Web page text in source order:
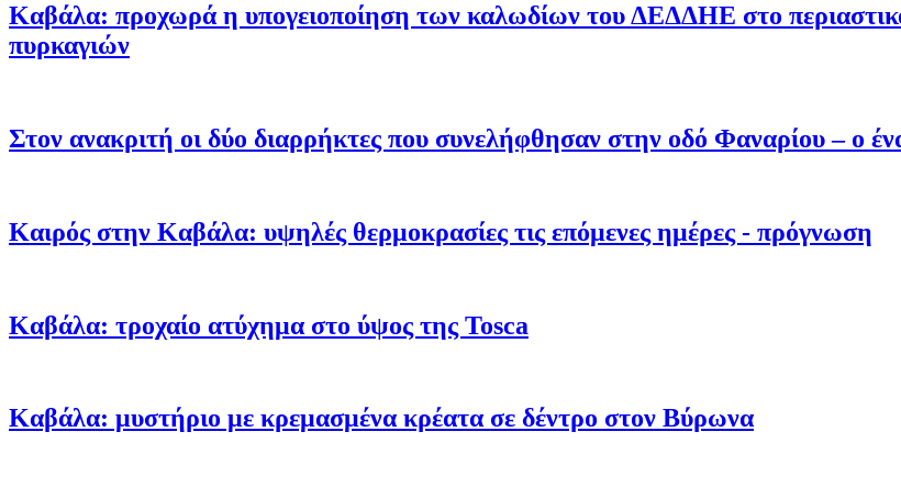
Καβάλα: προχωρά η υπογειοποίηση των καλωδίων του ΔΕΔΔΗΕ στο
πυρκαγιών
Στον ανακριτή οι δύο διαρρήκτες που συνελήφθησαν στην οδό Φαναρίου – ο
Καιρός στην Καβάλα: υψηλές θερμοκρασίες τις επόμενες ημέρες - πρόγνωση
Καβάλα: τροχαίο ατύχημα στο ύψος της Tosca
Καβάλα: μυστήριο με κρεμασμένα κρέατα σε δέντρο στον Βύρωνα